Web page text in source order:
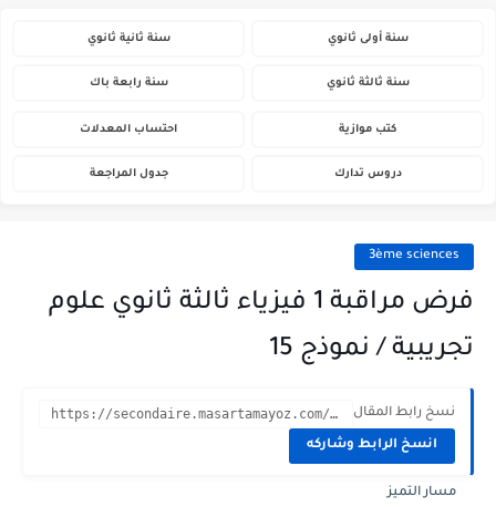
سنة أولى ثانوي سنة ثانية ثانوي
سنة ثالثة ثانوي سنة رابعة باك
كتب موازية احتساب المعدلات
دروس تدارك جدول المراجعة
3ème sciences
فرض مراقبة 1 فيزياء ثالثة ثانوي علوم
تجريبية / نموذج 15
نسخ رابط المقال https://secondaire.masartamayoz.com/2023/09/devoir-controle-1-physique-3eme-annee-sciences-15.html?m=1
انسخ الرابط وشاركه
مسار التميز